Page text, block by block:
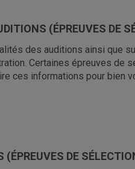
(ÉPREUVES DE
des auditions ainsi que
Certaines épreuves de
ces informations pour bien
(ÉPREUVES DE